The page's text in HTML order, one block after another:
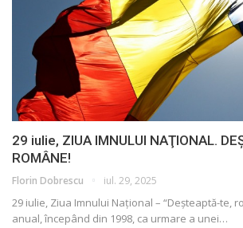
29 iulie, ZIUA IMNULUI NAŢIONAL.
ROMÂNE!
Florin Dobrescu iul. 29, 2025
29 iulie, Ziua Imnului Naţional – “Deşteaptă-te,
anual, începând din 1998, ca urmare a unei…